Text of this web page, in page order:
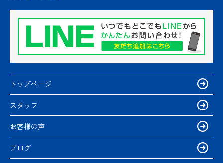
トップページ
スタッフ
お客様の声
ブログ